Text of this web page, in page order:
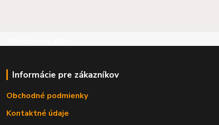
Informácie pre zákazníkov
Obchodné podmienky
Kontaktné údaje